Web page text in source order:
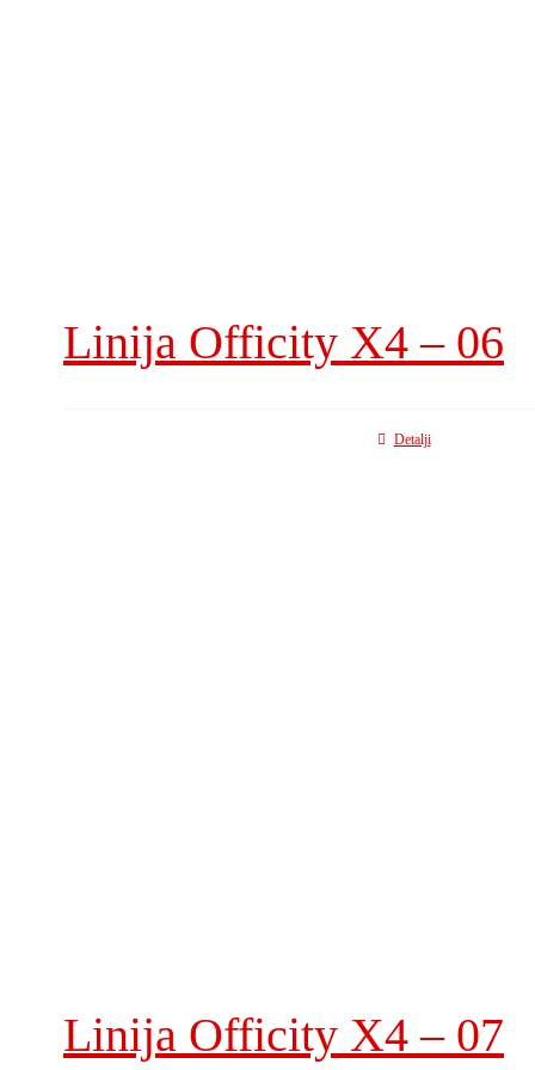
Linija Officity X4 – 06
Detalji
Linija Officity X4 – 07